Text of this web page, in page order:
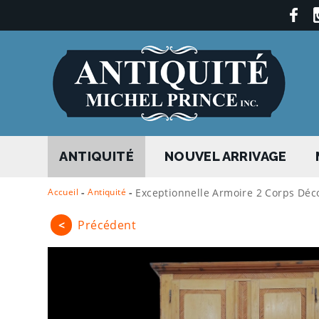
ANTIQUITÉ NOUVEL ARRIVAGE
Accueil - Antiquité - Exceptionnelle Armoire 2 Corps
< Précédent